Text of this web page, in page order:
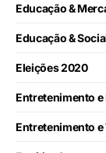
Educação &
Educação &
Eleições 2020
Entretenimento
Entretenimento